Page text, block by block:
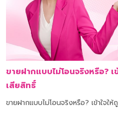
ขายฝากแบบไม่โอนจริงหรือ?
เสียสิทธิ์
ขายฝากแบบไม่โอนจริงหรือ? เข้าใจ